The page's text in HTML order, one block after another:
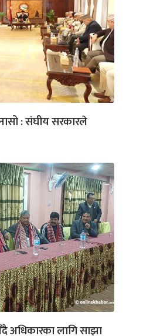
: संघीय सरकारले
अधिकारका लागि साझा